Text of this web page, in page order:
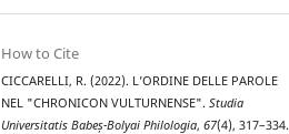
How to Cite
CICCARELLI, R. (2022). L’ORDINE DELLE PAROLE
NEL "CHRONICON VULTURNENSE".Studia
Universitatis Babeș-Bolyai Philologia,67(4), 317–334.